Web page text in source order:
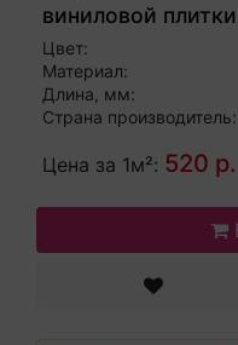
виниловой плитки
Цвет:
Материал:
Длина, мм:
Страна производитель:
Цена за 1м²: 520 р.